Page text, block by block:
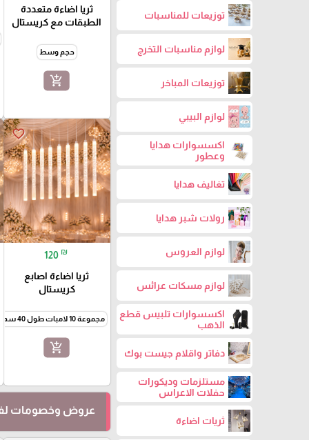
توزيعات للمناسبات
لوازم مناسبات التخرج
توزيعات المباخر
لوازم البيبي
اكسسوارات هدايا
وعطور
تغاليف هدايا
رولات شبر هدايا
لوازم العروس
لوازم مسكات عرائس
اكسسوارات تلبيس قطع
الذهب
دفاتر واقلام جيست بوك
مستلزمات وديكورات
حفلات الاعراس
ثريات اضاءة
ثريا اضاءة متعددة
الطبقات مع كريستال
حجم وسط
add_shopping_cart
favorite_border
120 ₪
ثريا اضاءة اصابع
كريستال
مجموعة 10 لامبات طول 40 سم
add_shopping_cart
عروض وخصومات